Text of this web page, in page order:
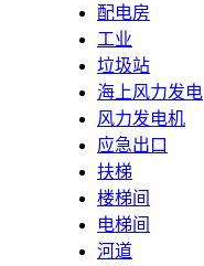
配电房
工业
垃圾站
海上风力发电
风力发电机
应急出口
扶梯
楼梯间
电梯间
河道